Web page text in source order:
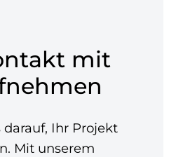
mit
Ihr Projekt
Mit unserem